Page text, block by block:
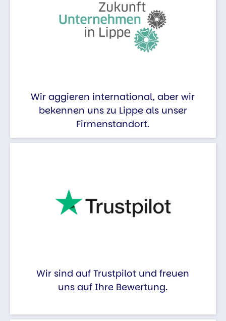
Wir aggieren international, aber wir
bekennen uns zu Lippe als unser
Firmenstandort.
Wir sind auf Trustpilot und freuen
uns auf Ihre Bewertung.